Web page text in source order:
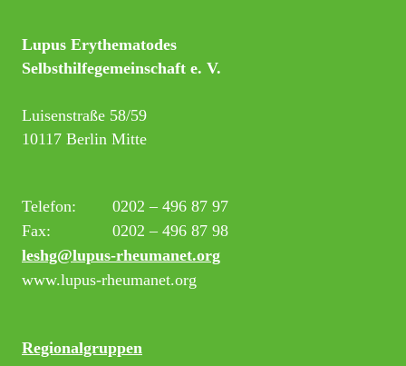
Lupus Erythematodes
Selbsthilfegemeinschaft e. V.
Luisenstraße 58/59
10117 Berlin Mitte
Telefon:
0202 – 496 87 97
Fax:
0202 – 496 87 98
leshg@lupus-rheumanet.org
www.lupus-rheumanet.org
Regionalgruppen